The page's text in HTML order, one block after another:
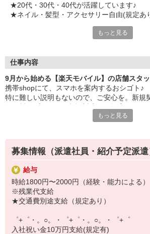
★20代・30代・40代が活躍しています♪
★ネイル・髪型・アクセサリー自由(規定あ
各キャリアの新機種が特別価格で購入OK！！
特別割引価格でご利用可能☆
お得に過ごしたいあなたの味方です♪
【選べるお仕事いろいろ】
事務、経理、データ入力、コールセンタ
▼工場・製造・軽作業系
機械/食品製造・梱包・仕分け・加工・組
▼美容系
眉毛サロンのアイブロウ・ネイリスト・エ
▼営業・販売
法人営業・アパレル販売・個別指導塾・人
▼人気案件も多数♪
短期・期間限定・オープニング・官公庁案
上場/優良/大手企業など
もっと見る
仕事内容
9月から始める【楽天モバイル】の店舗スタ
携帯shopにて、スマホを案内するおシゴト♪
特に難しい説明もないので、ご安心を。新規
満足度◎
■携帯やインターネット販売業務
docomo(ドコモ)/au(エーユー)・KDDI/
の大手キャリアから
ワイモバイル(Y!mobille)、楽天モバイル、UQ
広く紹介可能♪
もっと見る
募集情報（派遣社員・紹介予定派遣
給与
時給1800円〜2000円（経験・能力による）
※残業代支給
★交通費別途支給（規定あり）
゜+゜・。○。・゜+゜・。○。・゜+゜
入社祝い金10万円支給(規定有)